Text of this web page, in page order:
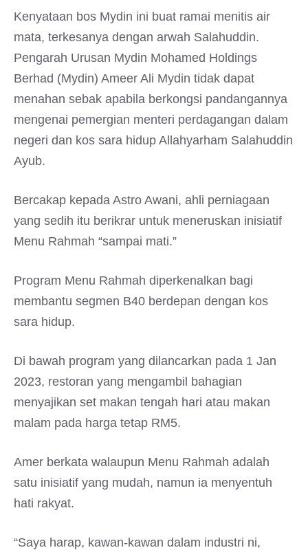
Kenyataan bos Mydin ini buat ramai menitis air
mata, terkesanya dengan arwah Salahuddin.
Pengarah Urusan Mydin Mohamed Holdings
Berhad (Mydin) Ameer Ali Mydin tidak dapat
menahan sebak apabila berkongsi pandangannya
mengenai pemergian menteri perdagangan dalam
negeri dan kos sara hidup Allahyarham Salahuddin
Ayub.
Bercakap kepada Astro Awani, ahli perniagaan
yang sedih itu berikrar untuk meneruskan inisiatif
Menu Rahmah “sampai mati.”
Program Menu Rahmah diperkenalkan bagi
membantu segmen B40 berdepan dengan kos
sara hidup.
Di bawah program yang dilancarkan pada 1 Jan
2023, restoran yang mengambil bahagian
menyajikan set makan tengah hari atau makan
malam pada harga tetap RM5.
Amer berkata walaupun Menu Rahmah adalah
satu inisiatif yang mudah, namun ia menyentuh
hati rakyat.
“Saya harap, kawan-kawan dalam industri ni,